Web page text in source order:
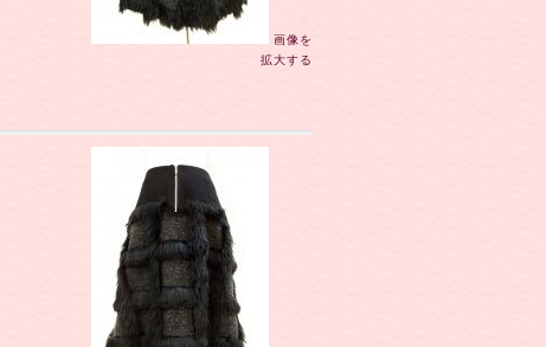
画像を
拡大する